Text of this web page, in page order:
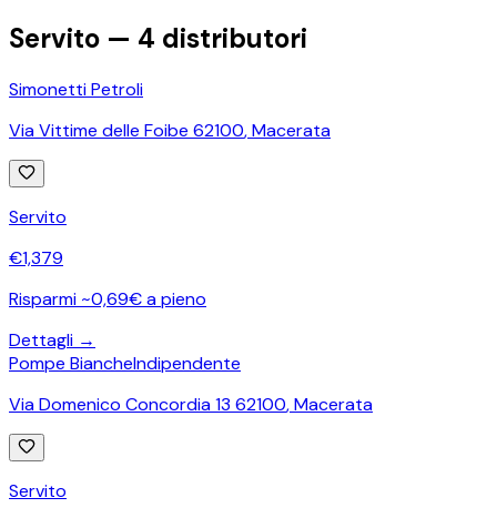
Servito — 4 distributori
Simonetti Petroli
Via Vittime delle Foibe 62100,Macerata
Servito
€1,379
Risparmi ~0,69€ a pieno
Dettagli →
Pompe BiancheIndipendente
Via Domenico Concordia 13 62100,Macerata
Servito